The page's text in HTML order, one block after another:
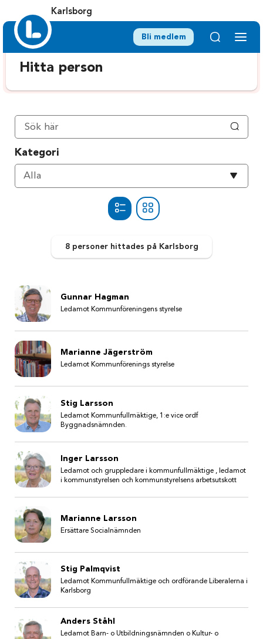
Karlsborg
Bli medlem
Hitta person
Kategori
Välj
Alla
8 personerhittades på Karlsborg
Gunnar Hagman
Ledamot Kommunföreningens styrelse
Marianne Jägerström
Ledamot Kommunförenings styrelse
Stig Larsson
Ledamot Kommunfullmäktige, 1:e vice ordf
Byggnadsnämnden.
Inger Larsson
Ledamot och gruppledare i kommunfullmäktige , ledamot
i kommunstyrelsen och kommunstyrelsens arbetsutskott
Marianne Larsson
Ersättare Socialnämnden
Stig Palmqvist
Ledamot Kommunfullmäktige och ordförande Liberalerna i
Karlsborg
Anders Ståhl
Ledamot Barn- o Utbildningsnämnden o Kultur- o